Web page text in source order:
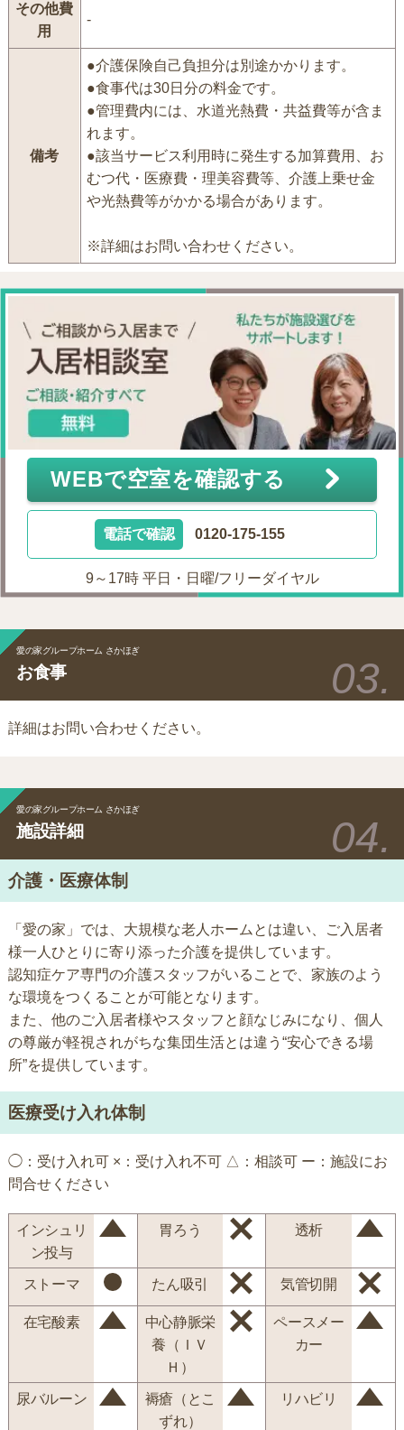
その他費
用
-
備考
●介護保険自己負担分は別途かかります。
●食事代は30日分の料金です。
●管理費内には、水道光熱費・共益費等が含ま
れます。
●該当サービス利用時に発生する加算費用、お
むつ代・医療費・理美容費等、介護上乗せ金
や光熱費等がかかる場合があります。
※詳細はお問い合わせください。
WEBで空室を確認する
電話で確認 0120-175-155
9～17時 平日・日曜/フリーダイヤル
愛の家グループホーム さかほぎ
お食事
詳細はお問い合わせください。
愛の家グループホーム さかほぎ
施設詳細
介護・医療体制
「愛の家」では、大規模な老人ホームとは違い、ご入居者
様一人ひとりに寄り添った介護を提供しています。
認知症ケア専門の介護スタッフがいることで、家族のよう
な環境をつくることが可能となります。
また、他のご入居者様やスタッフと顔なじみになり、個人
の尊厳が軽視されがちな集団生活とは違う“安心できる場
所”を提供しています。
医療受け入れ体制
◯：受け入れ可 ×：受け入れ不可 △：相談可 ー：施設にお
問合せください
インシュリ
ン投与
胃ろう 透析
ストーマ たん吸引 気管切開
在宅酸素
中心静脈栄
養（ＩＶ
Ｈ）
ペースメー
カー
尿バルーン
褥瘡（とこ
ずれ）
リハビリ